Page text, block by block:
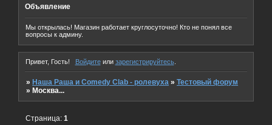
Объявление
Мы открылась! Магазин работает круглосуточно! Кто не понял все
вопросы к админу.
Привет, Гость! Войдитеили зарегистрируйтесь.
» Наша Раша и Comedy Clab - ролевуха »Тестовый форум
» Москва...
Страница:1